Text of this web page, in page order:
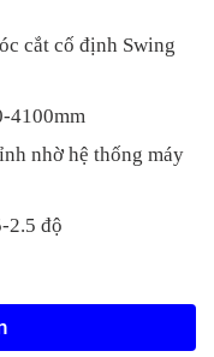
cắt cố định Swing
4100mm
nhờ hệ thống máy
2.5 độ